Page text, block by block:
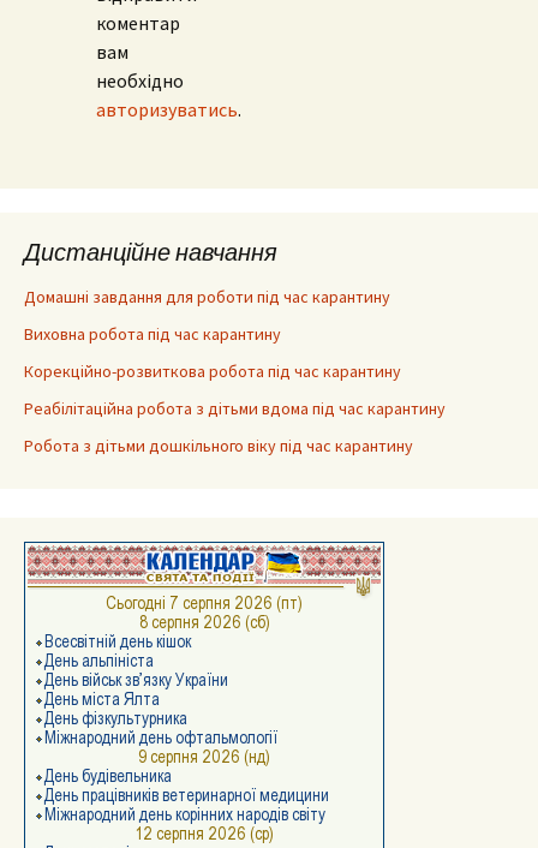
коментар
вам
необхідно
авторизуватись.
Дистанційне навчання
Домашні завдання для роботи під час карантину
Виховна робота під час карантину
Корекційно-розвиткова робота під час карантину
Реабілітаційна робота з дітьми вдома під час карантину
Робота з дітьми дошкільного віку під час карантину